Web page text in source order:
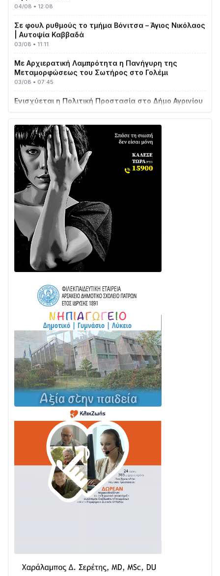
| Αυτοψία Καββαδά
03/08 • 11:11
Μεταμορφώσεως του Σωτήρος στο Γολέμι
03/08 • 07:45
με δύο νέα υδροφόρα οχήματα
Διαβάστε την «Ναυπακτία» που κυκλοφορεί
31/07 • 08:16
Δωρίδα για Όλους: «Καμία εκχώρηση των νερών
στην ΕΥΔΑΠ»
28/07 • 21:46
Διαβάστε την «Ναυπακτία» που κυκλοφορεί
24/07 • 11:31
ΕΚΤΑΚΤΟ – ΝΑΥΠΑΚΤΙΑ: ΣΥΝΑΓΕΡΜΟΣ ΣΤΗΝ
ΠΥΡΟΣΒΕΣΤΙΚΗ ΓΙΑ ΦΩΤΙΑ ΣΤΟΝ ΑΓΙΟ ΗΛΙΑ ΠΡΙΝ ΤΗ
ΓΡΑΝΙΤΣΑ
24/07 • 11:03
ΤΟ ΠΑΡΤΥ ΣΥΝΕΧΙΖΕΤΑΙ…
Στο σκοτάδι μεγάλο μέρος στο Λυγιά Ναυπάκτου
04/08 • 19:47
Σε τροχιά υλοποίησης η Παράκαμψη του Κέντρου
της Ναυπάκτου
04/08 • 12:08
Σε φουλ ρυθμούς το τμήμα Βόνιτσα – Άγιος Νικόλαος
| Αυτοψία Καββαδά
03/08 • 11:11
Με Αρχιερατική Λαμπρότητα η Πανήγυρη της
Μεταμορφώσεως του Σωτήρος στο Γολέμι
03/08 • 07:45
Ενισχύεται η Πολιτική Προστασία στο Δήμο Αγρινίου
με δύο νέα υδροφόρα οχήματα
02/08 • 18:26
Διαβάστε την «Ναυπακτία» που κυκλοφορεί
31/07 • 08:16
24/07 • 11:31
ΕΚΤΑΚΤΟ – ΝΑΥΠΑΚΤΙΑ: ΣΥΝΑΓΕΡΜΟΣ ΣΤΗΝ